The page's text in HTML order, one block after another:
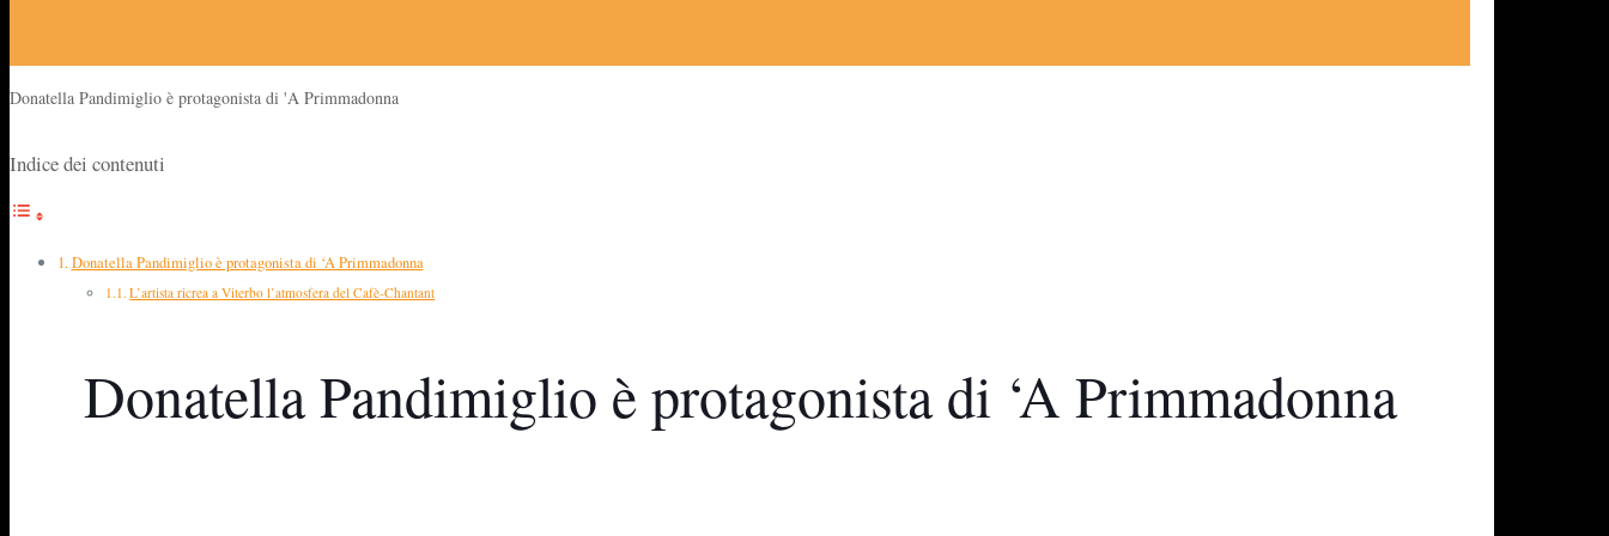
Donatella Pandimiglio è protagonista di 'A Primmadonna
Indice dei contenuti
Donatella Pandimiglio è protagonista di ‘A Primmadonna
L’artista ricrea a Viterbo l’atmosfera del Cafè-Chantant
Donatella Pandimiglio è protagonista di ‘A Primmadonna